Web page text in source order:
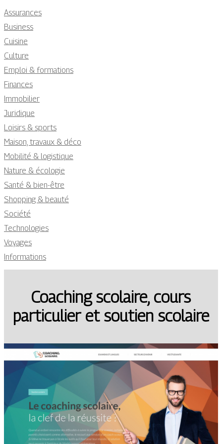
Assurances
Business
Cuisine
Culture
Emploi & formations
Finances
Immobilier
Juridique
Loisirs & sports
Maison, travaux & déco
Mobilité & logistique
Nature & écologie
Santé & bien-être
Shopping & beauté
Société
Technologies
Voyages
Informations
Coaching scolaire, cours
particulier et soutien scolaire